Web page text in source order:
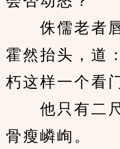
侏儒老者唇
霍然抬头，道
朽这样一个看
他只有二尺
骨瘦嶙峋。